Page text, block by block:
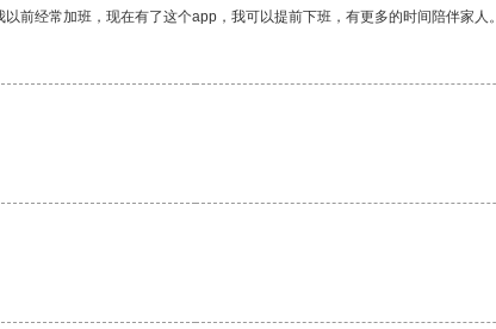
前经常加班，现在有了这个app，我可以提前下班，有更多的时间陪伴家人。